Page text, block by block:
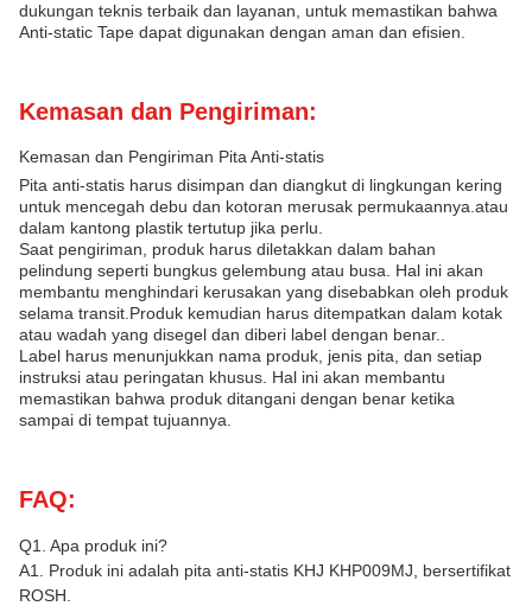
dukungan teknis terbaik dan layanan, untuk memastikan bahwa
Anti-static Tape dapat digunakan dengan aman dan efisien.
Kemasan dan Pengiriman:
Kemasan dan Pengiriman Pita Anti-statis
Pita anti-statis harus disimpan dan diangkut di lingkungan kering
untuk mencegah debu dan kotoran merusak permukaannya.atau
dalam kantong plastik tertutup jika perlu.
Saat pengiriman, produk harus diletakkan dalam bahan
pelindung seperti bungkus gelembung atau busa. Hal ini akan
membantu menghindari kerusakan yang disebabkan oleh produk
selama transit.Produk kemudian harus ditempatkan dalam kotak
atau wadah yang disegel dan diberi label dengan benar..
Label harus menunjukkan nama produk, jenis pita, dan setiap
instruksi atau peringatan khusus. Hal ini akan membantu
memastikan bahwa produk ditangani dengan benar ketika
sampai di tempat tujuannya.
FAQ:
Q1. Apa produk ini?
A1. Produk ini adalah pita anti-statis KHJ KHP009MJ, bersertifikat
ROSH.